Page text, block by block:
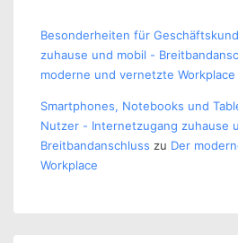
Besonderheiten für
zuhause und mobil -
moderne und vernetzte Workplace
Smartphones, Notebooks und
Nutzer - Internetzugang zuhause
Breitbandanschluss zu Der
Workplace